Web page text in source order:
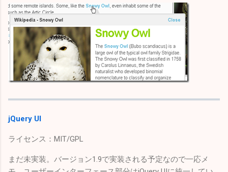
jQuery UI
ライセンス：MIT/GPL
まだ未実装。バージョン1.9で実装される予定なので一応メ